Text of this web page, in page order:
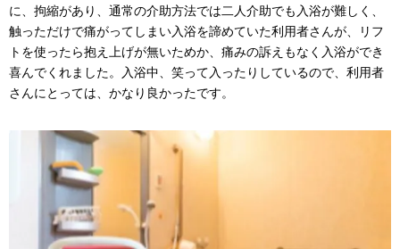
に、拘縮があり、通常の介助方法では二人介助でも入浴が難しく、
触っただけで痛がってしまい入浴を諦めていた利用者さんが、リフ
トを使ったら抱え上げが無いためか、痛みの訴えもなく入浴ができ
喜んでくれました。入浴中、笑って入ったりしているので、利用者
さんにとっては、かなり良かったです。